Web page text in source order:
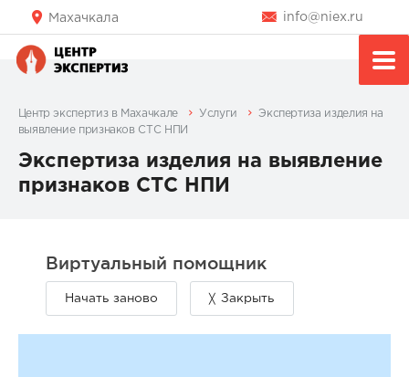
Махачкала info@niex.ru
Центр экспертиз в Махачкале Услуги
Экспертиза изделия на
выявление признаков СТС НПИ
Экспертиза изделия на выявление
признаков СТС НПИ